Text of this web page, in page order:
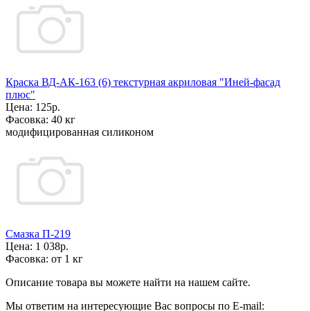
Краска ВД-АК-163 (6) текстурная акриловая "Иней-фасад
плюс"
Цена: 125р.
Фасовка: 40 кг
модифицированная силиконом
Смазка П-219
Цена: 1 038р.
Фасовка: от 1 кг
Описание товара вы можете найти на нашем сайте.
Мы ответим на интересующие Вас вопросы по E-mail: